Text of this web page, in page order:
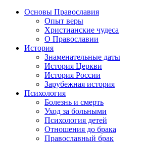
Основы Православия
Опыт веры
Христианские чудеса
О Православии
История
Знаменательные даты
История Церкви
История России
Зарубежная история
Психология
Болезнь и смерть
Уход за больными
Психология детей
Отношения до брака
Православный брак